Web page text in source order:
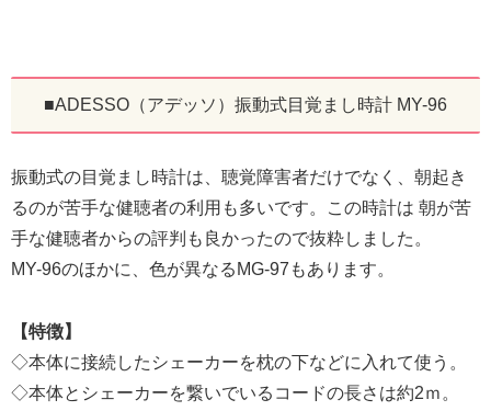
■ADESSO（アデッソ）振動式目覚まし時計 MY-96
振動式の目覚まし時計は、聴覚障害者だけでなく、朝起き
るのが苦手な健聴者の利用も多いです。この時計は 朝が苦
手な健聴者からの評判も良かったので抜粋しました。
MY-96のほかに、色が異なるMG-97もあります。
【特徴】
◇本体に接続したシェーカーを枕の下などに入れて使う。
◇本体とシェーカーを繋いでいるコードの長さは約2ｍ。